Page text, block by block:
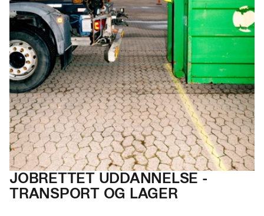
JOBRETTET UDDANNELSE -
TRANSPORT OG LAGER